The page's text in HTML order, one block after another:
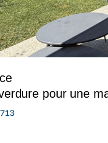
pour une